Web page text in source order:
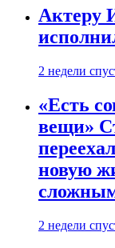
Актеру
2 недели
«Есть
вещи»
новую
2 недели